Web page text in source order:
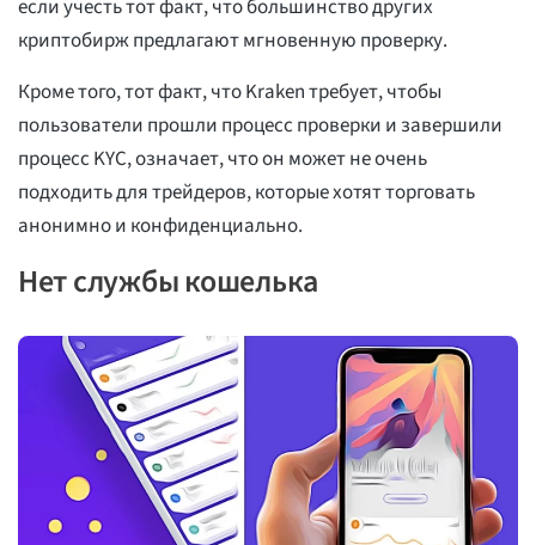
если учесть тот факт, что большинство других
криптобирж предлагают мгновенную проверку.
Кроме того, тот факт, что Kraken требует, чтобы
пользователи прошли процесс проверки и завершили
процесс KYC, означает, что он может не очень
подходить для трейдеров, которые хотят торговать
анонимно и конфиденциально.
Нет службы кошелька